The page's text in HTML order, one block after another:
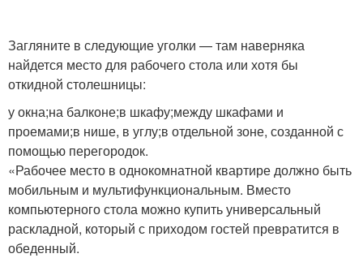
Загляните в следующие уголки — там наверняка
найдется место для рабочего стола или хотя бы
откидной столешницы:
у окна;на балконе;в шкафу;между шкафами и
проемами;в нише, в углу;в отдельной зоне, созданной с
помощью перегородок.
«Рабочее место в однокомнатной квартире должно быть
мобильным и мультифункциональным. Вместо
компьютерного стола можно купить универсальный
раскладной, который с приходом гостей превратится в
обеденный.